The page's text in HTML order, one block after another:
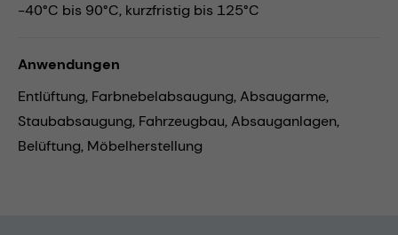
-40°C bis 90°C, kurzfristig bis 125°C
Anwendungen
Entlüftung, Farbnebelabsaugung,Absaugarme,
Staubabsaugung, Fahrzeugbau,Absauganlagen,
Belüftung, Möbelherstellung